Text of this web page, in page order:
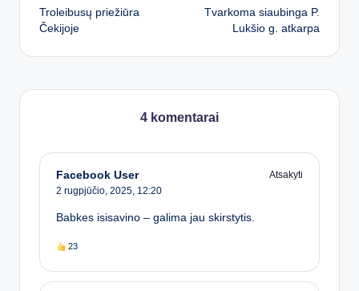
navigation
Troleibusų priežiūra
Čekijoje
Tvarkoma siaubinga P.
Lukšio g. atkarpa
4 komentarai
Facebook User
Atsakyti
2 rugpjūčio, 2025, 12:20
Babkes isisavino – galima jau skirstytis.
23